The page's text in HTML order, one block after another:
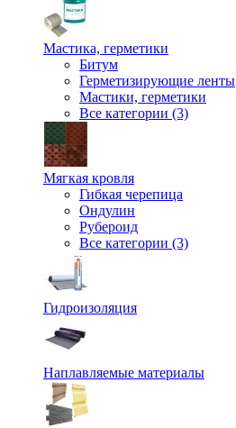
Мастика, герметики
Битум
Герметизирующие ленты
Мастики, герметики
Все категории (3)
Мягкая кровля
Гибкая черепица
Ондулин
Рубероид
Все категории (3)
Гидроизоляция
Наплавляемые материалы